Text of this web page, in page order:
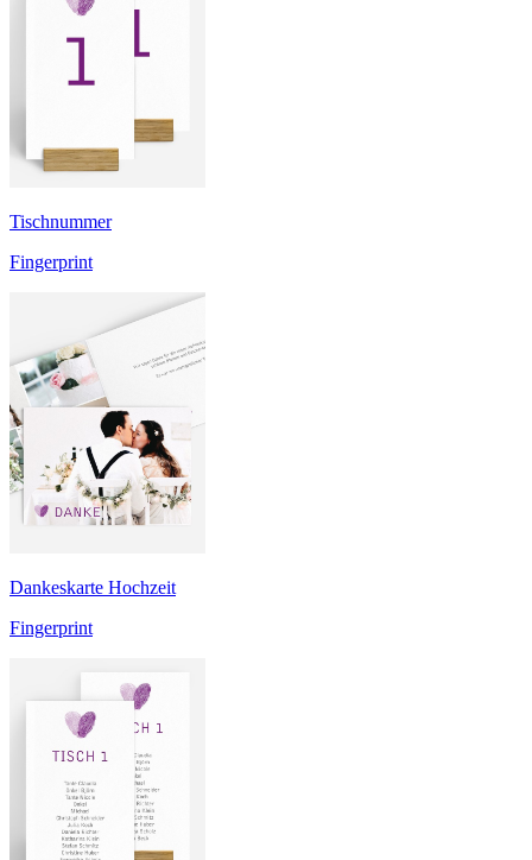
Tischnummer
Fingerprint
Dankeskarte Hochzeit
Fingerprint